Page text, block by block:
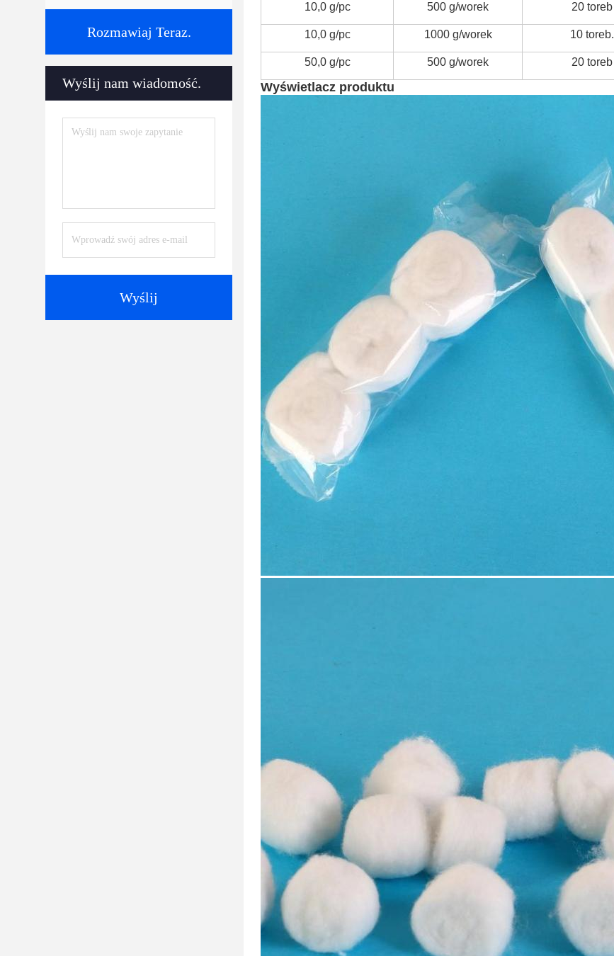
Rozmawiaj Teraz.
Wyślij nam wiadomość.
Wyślij
10,0 g/pc 500 g/worek 20 toreb
10,0 g/pc 1000 g/worek 10 toreb.
50,0 g/pc 500 g/worek 20 toreb
Wyświetlacz produktu